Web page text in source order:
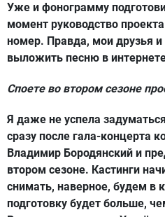
Уже и фонограмму
момент руководство
номер. Правда, мои друзья
выложить песню в
Споете во втором сезоне
Я даже не успела
сразу после гала-концерта
Владимир Бородянский и
втором сезоне. Кастинги
снимать, наверное, будем в
подготовку будет больше,